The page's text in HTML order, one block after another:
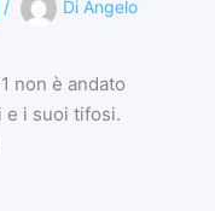
/ Di Angelo
non è andato
e i suoi tifosi.